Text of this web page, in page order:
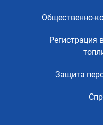
Общественно-
Регистрация
Защита